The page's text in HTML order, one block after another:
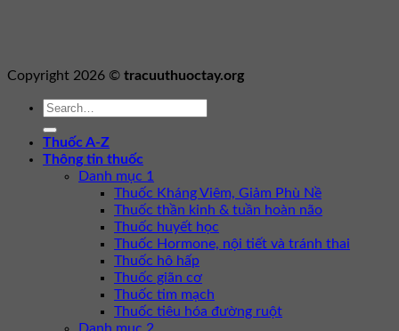
Copyright 2026 © tracuuthuoctay.org
Thuốc A-Z
Thông tin thuốc
Danh mục 1
Thuốc Kháng Viêm, Giảm Phù Nề
Thuốc thần kinh & tuần hoàn não
Thuốc huyết học
Thuốc Hormone, nội tiết và tránh thai
Thuốc hô hấp
Thuốc giãn cơ
Thuốc tim mạch
Thuốc tiêu hóa đường ruột
Danh mục 2